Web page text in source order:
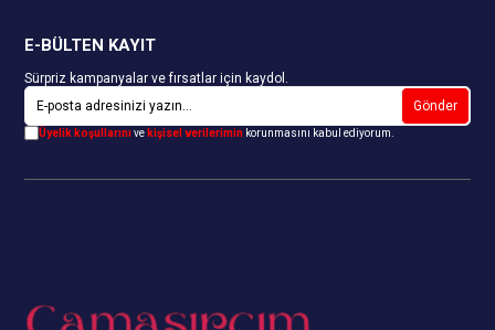
E-BÜLTEN KAYIT
Sürpriz kampanyalar ve fırsatlar için kaydol.
Gönder
Üyelik koşullarınıve kişisel verilerimin korunmasını kabul ediyorum.